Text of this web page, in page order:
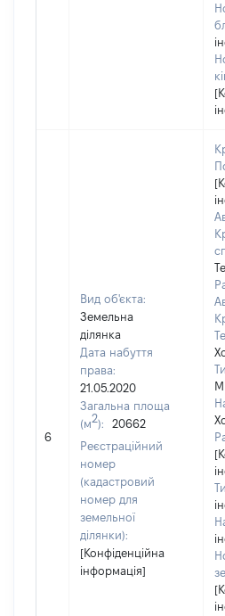
6
Вид об'єкта:
Земельна
ділянка
Дата набуття
права:
21.05.2020
Загальна площа
(м2):
20662
Реєстраційний
номер
(кадастровий
номер для
земельної
ділянки):
[Конфіденційна
інформація]